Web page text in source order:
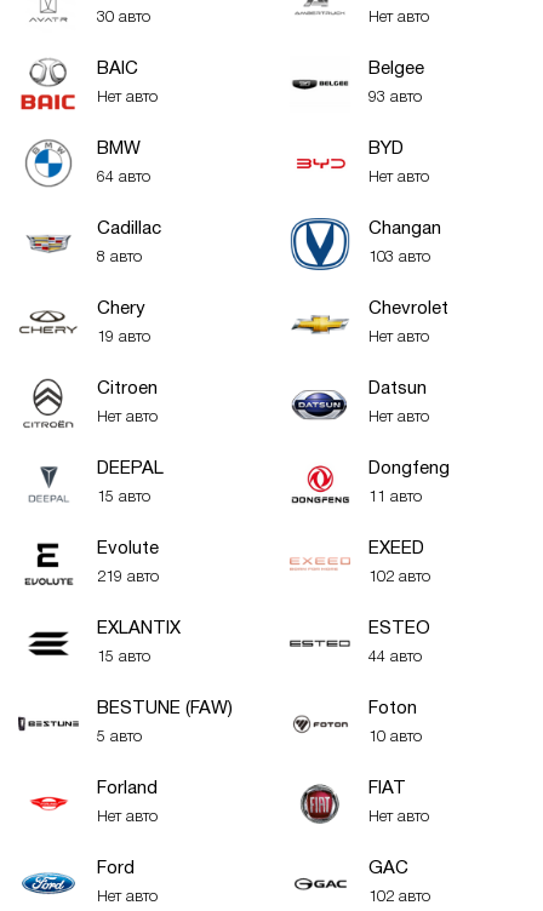
30 авто Нет авто
BAIC
Нет авто
Belgee
93 авто
BMW
64 авто
BYD
Нет авто
Cadillac
8 авто
Changan
103 авто
Chery
19 авто
Chevrolet
Нет авто
Citroen
Нет авто
Datsun
Нет авто
DEEPAL
15 авто
Dongfeng
11 авто
Evolute
219 авто
EXEED
102 авто
EXLANTIX
15 авто
ESTEO
44 авто
BESTUNE (FAW)
5 авто
Foton
10 авто
Forland
Нет авто
FIAT
Нет авто
Ford
Нет авто
GAC
102 авто